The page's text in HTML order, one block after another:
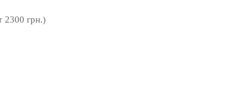
2300 грн.)